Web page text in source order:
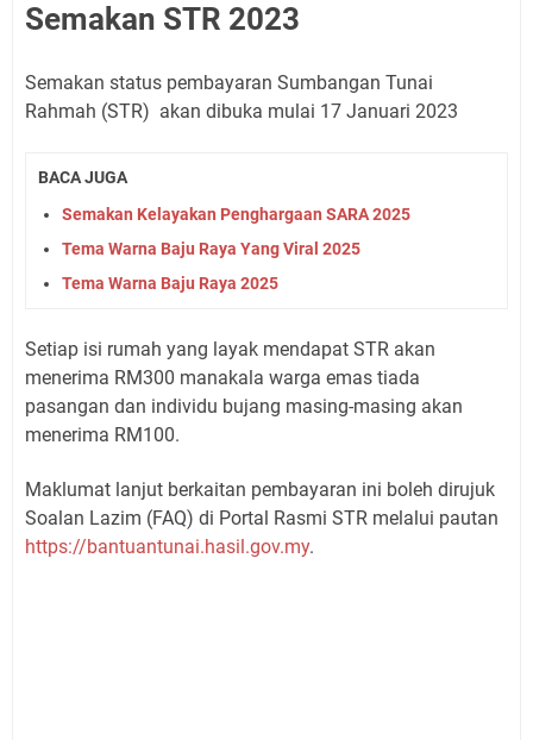
Semakan STR 2023
Semakan status pembayaran Sumbangan Tunai
Rahmah (STR) akan dibuka mulai 17 Januari 2023
BACA JUGA
Semakan Kelayakan Penghargaan SARA 2025
Tema Warna Baju Raya Yang Viral 2025
Tema Warna Baju Raya 2025
Setiap isi rumah yang layak mendapat STR akan
menerima RM300 manakala warga emas tiada
pasangan dan individu bujang masing-masing akan
menerima RM100.
Maklumat lanjut berkaitan pembayaran ini boleh dirujuk
Soalan Lazim (FAQ) di Portal Rasmi STR melalui pautan
https://bantuantunai.hasil.gov.my.